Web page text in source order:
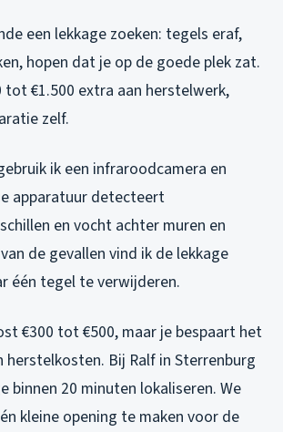
een lekkage zoeken: tegels eraf,
hopen dat je op de goede plek zat.
tot €1.500 extra aan herstelwerk,
zelf.
ik een infraroodcamera en
apparatuur detecteert
en vocht achter muren en
de gevallen vind ik de lekkage
één tegel te verwijderen.
€300 tot €500, maar je bespaart het
herstelkosten. Bij Ralf in Sterrenburg
binnen 20 minuten lokaliseren. We
kleine opening te maken voor de